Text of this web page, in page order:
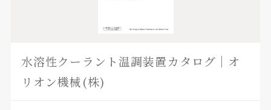
水溶性クーラント温調装置カタログ｜オ
リオン機械(株)